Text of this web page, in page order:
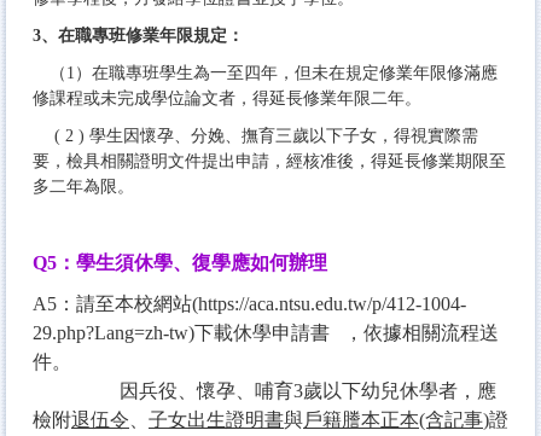
3、在職專班修業年限規定：
（1）在職專班學生為一至四年，但未在規定修業年限修滿應
修課程或未完成學位論文者，得延長修業年限二年。
( 2 ) 學生因懷孕、分娩、撫育三歲以下子女，得視實際需
要，檢具相關證明文件提出申請，經核准後，得延長修業期限至
多二年為限。
Q5 ：學生須休學、復學應如何辦理
A5：請至本校網站(https://aca.ntsu.edu.tw/p/412-1004-
29.php?Lang=zh-tw)下載休學申請書
，依據相關流程送
件。
因兵役、懷孕、哺育3歲以下幼兒休學者，應
檢附退伍令 子女出生證明書與戶籍謄本正本(含記事)證